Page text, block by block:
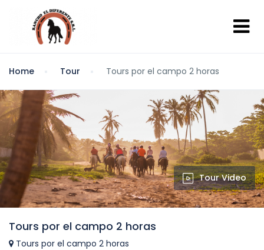
Home Tour Tours por el campo 2 horas
Tour Video
Tours por el campo 2 horas
Tours por el campo 2 horas